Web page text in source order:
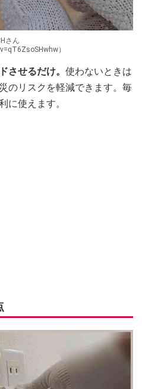
さん
）
させるだけ。 使わないときは
のリスクを軽減できます。毎
に使えます。